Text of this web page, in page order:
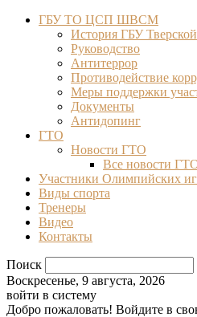
ГБУ ТО ЦСП ШВСМ
История ГБУ
Руководство
Антитеррор
Противодействие
Меры поддержки
Документы
Антидопинг
ГТО
Новости ГТО
Все новости
Участники Олимпийских
Виды спорта
Тренеры
Видео
Контакты
Поиск
Воскресенье, 9 августа, 2026
войти в систему
Добро пожаловать! Войдите в